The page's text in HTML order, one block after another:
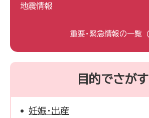
地震情報
重要・緊急情報の一覧
目的でさがす
妊娠・出産